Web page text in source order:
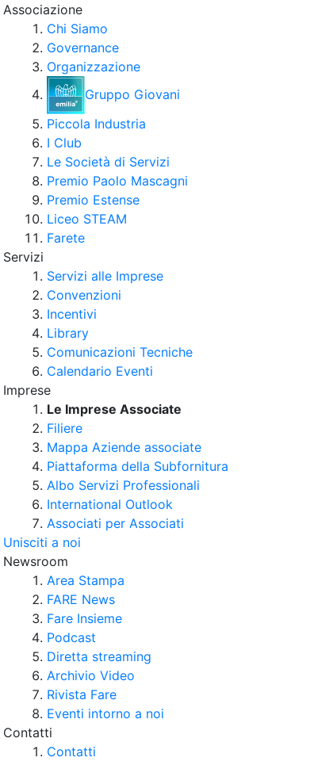
Associazione
Chi Siamo
Governance
Organizzazione
Gruppo Giovani
Piccola Industria
I Club
Le Società di Servizi
Premio Paolo Mascagni
Premio Estense
Liceo STEAM
Farete
Servizi
Servizi alle Imprese
Convenzioni
Incentivi
Library
Comunicazioni Tecniche
Calendario Eventi
Imprese
Le Imprese Associate
Filiere
Mappa Aziende associate
Piattaforma della Subfornitura
Albo Servizi Professionali
International Outlook
Associati per Associati
Unisciti a noi
Newsroom
Area Stampa
FARE News
Fare Insieme
Podcast
Diretta streaming
Archivio Video
Rivista Fare
Eventi intorno a noi
Contatti
Contatti